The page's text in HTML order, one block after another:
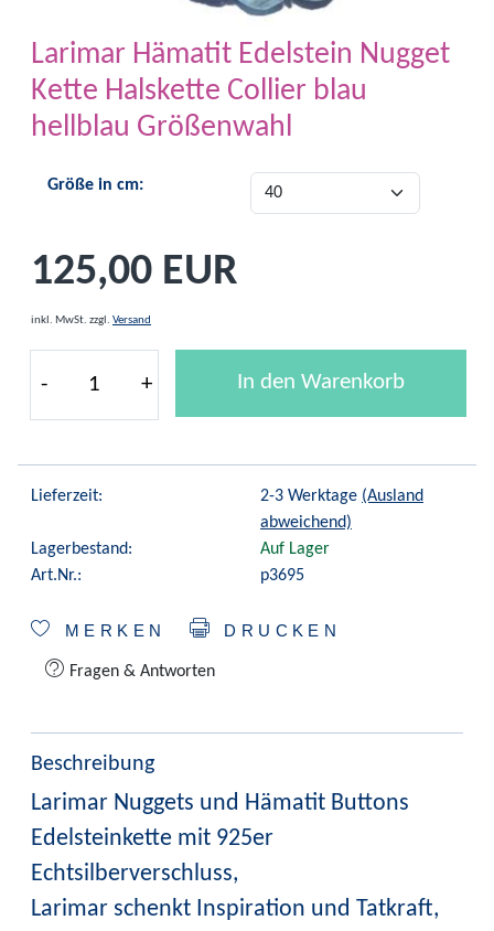
Larimar Hämatit Edelstein Nugget
Kette Halskette Collier blau
hellblau Größenwahl
Größe in cm:
125,00 EUR
inkl. MwSt. zzgl. Versand
- + In den Warenkorb
Lieferzeit: 2-3 Werktage (Ausland
abweichend)
Lagerbestand:
Auf Lager
Art.Nr.:
p3695
MERKEN DRUCKEN
Fragen & Antworten
Beschreibung
Larimar Nuggets und Hämatit Buttons
Edelsteinkette mit 925er
Echtsilberverschluss,
Larimar schenkt Inspiration und Tatkraft,